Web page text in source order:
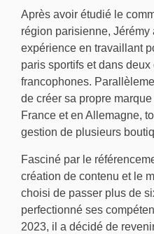
Après avoir étudié le
région parisienne,
expérience en travaillant
paris sportifs et dans
francophones.
de créer sa propre
France et en Allemagne,
gestion de plusieurs
Fasciné par le
création de contenu et le
choisi de passer plus de
perfectionné ses
2023, il a décidé de